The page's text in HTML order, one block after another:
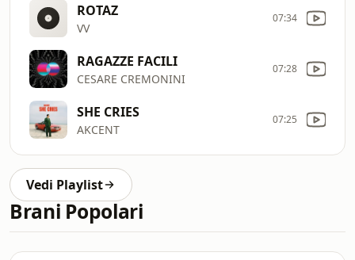
ROTAZ
VV
07:34
RAGAZZE FACILI
CESARE CREMONINI
07:28
SHE CRIES
AKCENT
07:25
Vedi Playlist
Brani Popolari